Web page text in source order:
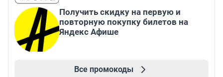
Получить скидку на первую и
повторную покупку билетов на
Яндекс Афише
Все промокоды